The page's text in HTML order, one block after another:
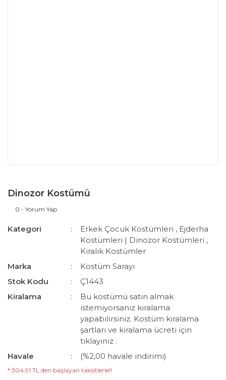
Dinozor Kostümü
0 - Yorum Yap
Kategori Erkek Çocuk Kostümleri , Ejderha
Kostümleri | Dinozor Kostümleri ,
Kiralık Kostümler
Marka
Kostüm Sarayı
Stok Kodu
Ç1443
Kiralama
Bu kostümü satın almak
istemiyorsanız kiralama
yapabilirsiniz. Kostüm kiralama
şartları ve kiralama ücreti için
tıklayınız .
Havale
(%2,00 havale indirimi)
* 304,91 TL den başlayan taksitlerle!!